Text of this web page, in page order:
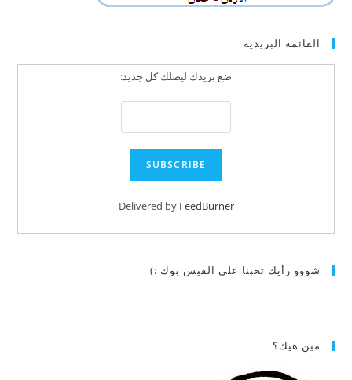
القائمه البريديه
ضع بريدك ليصلك كل جديد:
Delivered by FeedBurner
شووو رأيك تحبنا على الفيس بوك :)
مين هيك؟